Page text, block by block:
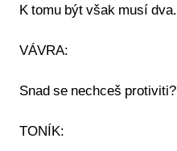
K tomu být však musí dva.
VÁVRA:
Snad se nechceš protiviti?
TONÍK: